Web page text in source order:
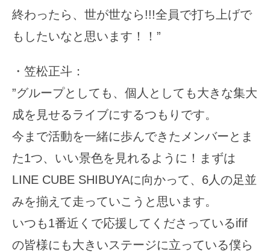
終わったら、世が世なら!!!全員で打ち上げで
もしたいなと思います！！”
・笠松正斗：
”グループとしても、個人としても大きな集大
成を見せるライブにするつもりです。
今まで活動を一緒に歩んできたメンバーとま
た1つ、いい景色を見れるように！まずは
LINE CUBE SHIBUYAに向かって、6人の足並
みを揃えて走っていこうと思います。
いつも1番近くで応援してくださっているifif
の皆様にも大きいステージに立っている僕ら